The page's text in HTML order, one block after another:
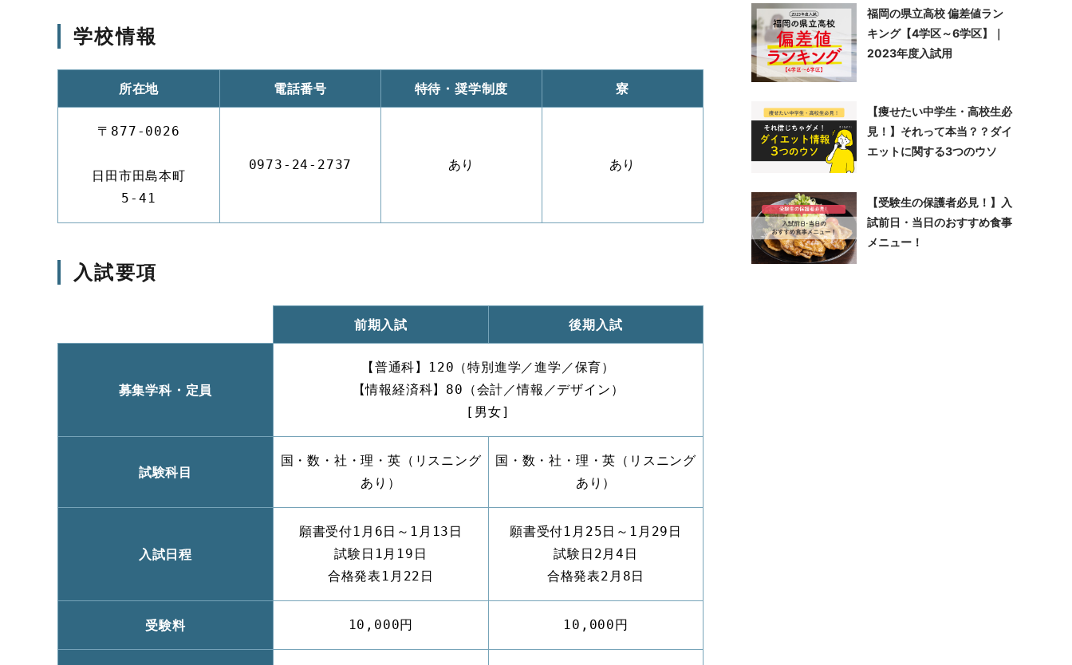
学校情報
所在地 電話番号 特待・奨学制度 寮
〒877-0026
日田市田島本町
5-41
0973-24-2737 あり あり
入試要項
前期入試 後期入試
募集学科・定員
【普通科】120（特別進学／進学／保育）
【情報経済科】80（会計／情報／デザイン）
[男女]
試験科目
国・数・社・理・英（リスニング
あり）
国・数・社・理・英（リスニング
あり）
入試日程
願書受付1月6日～1月13日
試験日1月19日
合格発表1月22日
願書受付1月25日～1月29日
試験日2月4日
合格発表2月8日
受験料 10,000円 10,000円
福岡の県立高校 偏差値ラン
キング【4学区～6学区】｜
2023年度入試用
【痩せたい中学生・高校生必
見！】それって本当？？ダイ
エットに関する3つのウソ
【受験生の保護者必見！】入
試前日・当日のおすすめ食事
メニュー！